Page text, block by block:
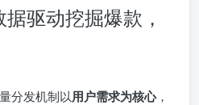
驱动挖掘爆款，
分发机制以用户需求为核心，